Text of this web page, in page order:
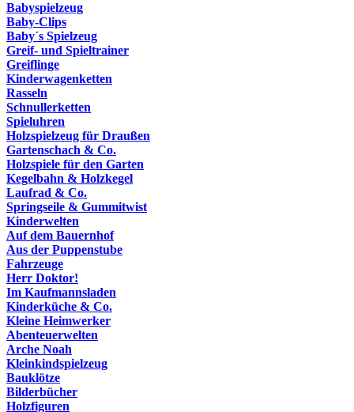
Babyspielzeug
Baby-Clips
Baby´s Spielzeug
Greif- und Spieltrainer
Greiflinge
Kinderwagenketten
Rasseln
Schnullerketten
Spieluhren
Holzspielzeug für Draußen
Gartenschach & Co.
Holzspiele für den Garten
Kegelbahn & Holzkegel
Laufrad & Co.
Springseile & Gummitwist
Kinderwelten
Auf dem Bauernhof
Aus der Puppenstube
Fahrzeuge
Herr Doktor!
Im Kaufmannsladen
Kinderküche & Co.
Kleine Heimwerker
Abenteuerwelten
Arche Noah
Kleinkindspielzeug
Bauklötze
Bilderbücher
Holzfiguren